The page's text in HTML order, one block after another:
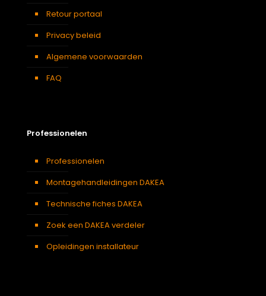
Retour portaal
Privacy beleid
Algemene voorwaarden
FAQ
Professionelen
Professionelen
Montagehandleidingen DAKEA
Technische fiches DAKEA
Zoek een DAKEA verdeler
Opleidingen installateur